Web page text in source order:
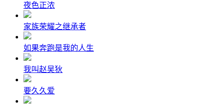
夜色正浓
家族荣耀之继承者
如果奔跑是我的人生
我叫赵吴狄
要久久爱